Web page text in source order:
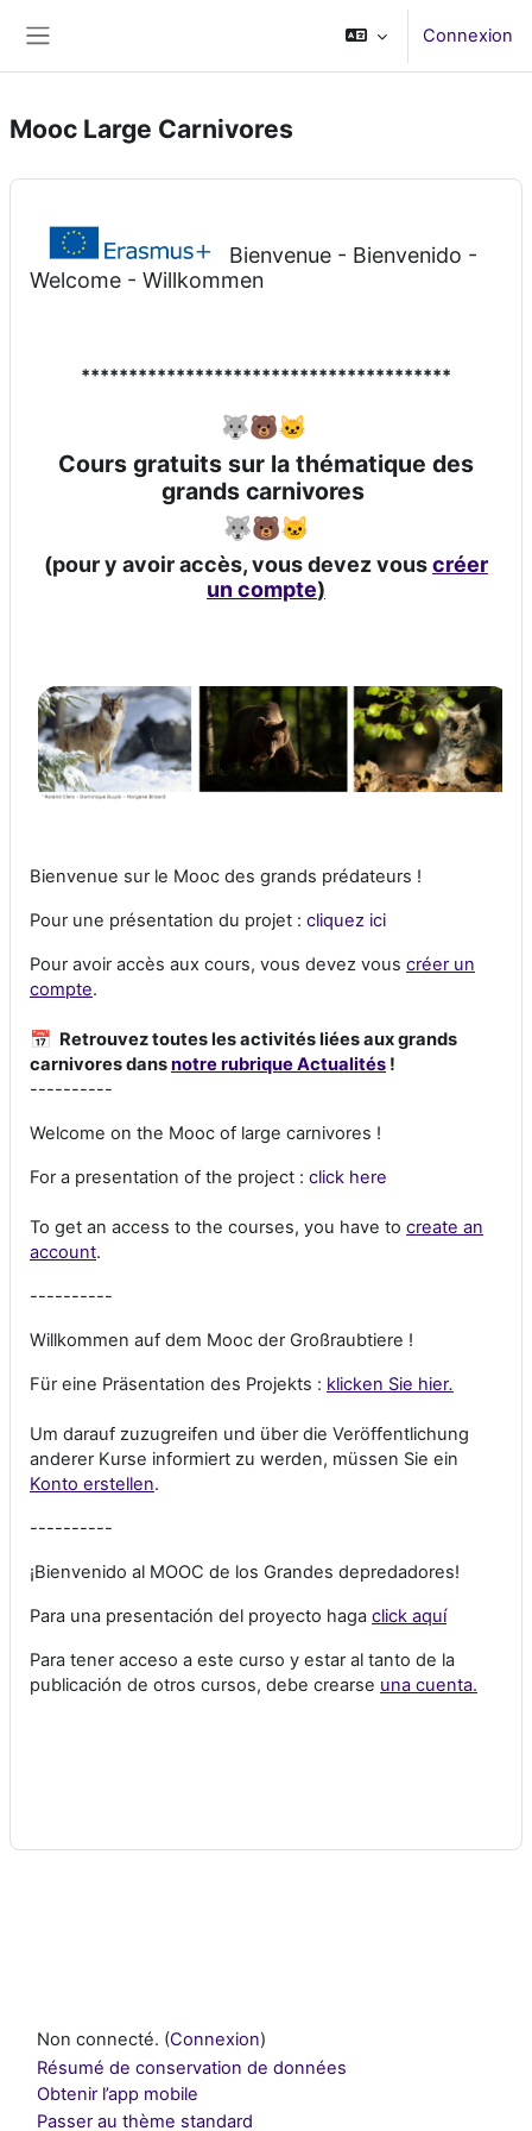
Connexion
Mooc Large Carnivores
Bienvenue - Bienvenido -
Welcome - Willkommen
***************************************
🐺🐻🐱
Cours gratuits sur la thématique des
grands carnivores
🐺🐻🐱
(pour y avoir accès, vous devez vouscréer
un compte)
Bienvenue sur le Mooc des grands prédateurs !
Pour une présentation du projet : cliquez ici
Pour avoir accès aux cours, vous devez vous créer un
compte.
📅 Retrouvez toutes les activités liées aux grands
carnivores dansnotre rubrique Actualités !
----------
Welcome on the Mooc of large carnivores !
For a presentation of the project : click here
To get an access to the courses, you have to create an
account.
----------
Willkommen auf dem Mooc der Großraubtiere !
Für eine Präsentation des Projekts : klicken Sie hier.
Um darauf zuzugreifen und über die Veröffentlichung
anderer Kurse informiert zu werden, müssen Sie ein
Konto erstellen.
----------
¡Bienvenido al MOOC de los Grandes depredadores!
Para una presentación del proyecto haga click aquí
Para tener acceso a este curso y estar al tanto de la
publicación de otros cursos, debe crearse una cuenta.
Non connecté. (Connexion)
Résumé de conservation de données
Obtenir l’app mobile
Passer au thème standard